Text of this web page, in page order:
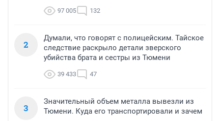
97 005 132
2
Думали, что говорят с полицейским. Тайское
следствие раскрыло детали зверского
убийства брата и сестры из Тюмени
39 433 47
3
Значительный объем металла вывезли из
Тюмени. Куда его транспортировали и зачем